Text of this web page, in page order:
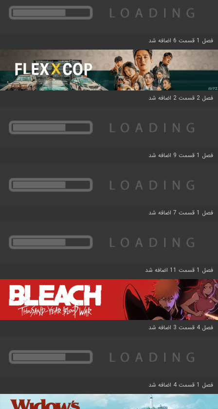
فصل 1 قسمت 6 اضافه شد
فصل 2 قسمت 2 اضافه شد
فصل 1 قسمت 9 اضافه شد
فصل 1 قسمت 7 اضافه شد
فصل 1 قسمت 11 اضافه شد
فصل 4 قسمت 3 اضافه شد
فصل 1 قسمت 4 اضافه شد